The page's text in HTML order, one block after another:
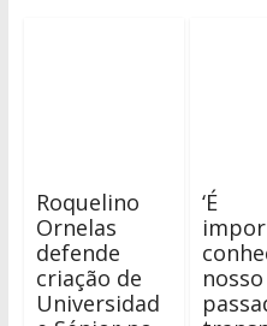
Roquelino
Ornelas
defende
criação de
Universidad
‘É
nosso